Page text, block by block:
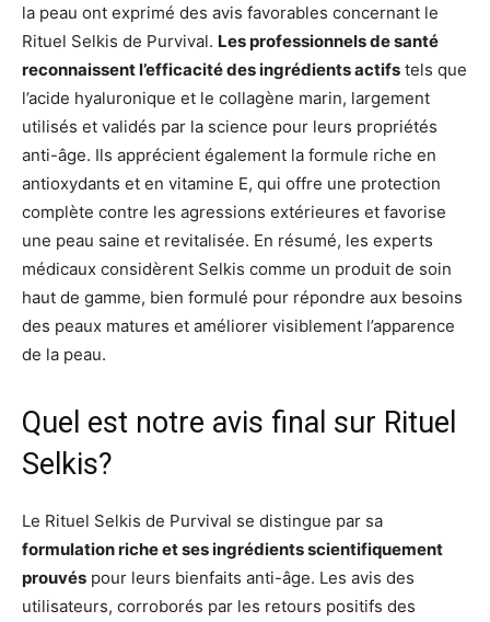
la peau ont exprimé des avis favorables concernant le
Rituel Selkis de Purvival. Les professionnels de santé
reconnaissent l’efficacité des ingrédients actifs tels que
l’acide hyaluronique et le collagène marin, largement
utilisés et validés par la science pour leurs propriétés
anti-âge. Ils apprécient également la formule riche en
antioxydants et en vitamine E, qui offre une protection
complète contre les agressions extérieures et favorise
une peau saine et revitalisée. En résumé, les experts
médicaux considèrent Selkis comme un produit de soin
haut de gamme, bien formulé pour répondre aux besoins
des peaux matures et améliorer visiblement l’apparence
de la peau.
Quel est notre avis final sur Rituel
Selkis?
Le Rituel Selkis de Purvival se distingue par sa
formulation riche et ses ingrédients scientifiquement
prouvés pour leurs bienfaits anti-âge. Les avis des
utilisateurs, corroborés par les retours positifs des